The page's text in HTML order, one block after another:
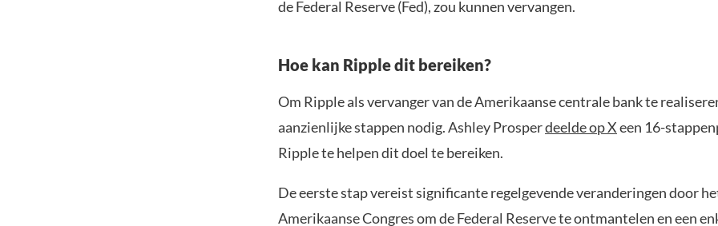
de Federal Reserve (Fed), zou kunnen vervangen.
Hoe kan Ripple dit bereiken?
Om Ripple als vervanger van de Amerikaanse centrale bank te
aanzienlijke stappen nodig. Ashley Prosperdeelde op Xeen 16-
Ripple te helpen dit doel te bereiken.
De eerste stap vereist significante regelgevende veranderingen door
Amerikaanse Congres om de Federal Reserve te ontmantelen en een